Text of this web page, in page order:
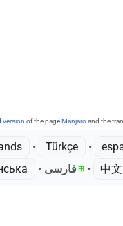
version of the pageManjaroand the
• ‎ Türkçe • ‎
• ‎ فارسی • ‎ 中